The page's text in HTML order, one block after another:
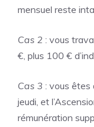
mensuel reste
Cas 2 : vous
€, plus 100 €
Cas 3 : vous êtes
jeudi, et
rémunération